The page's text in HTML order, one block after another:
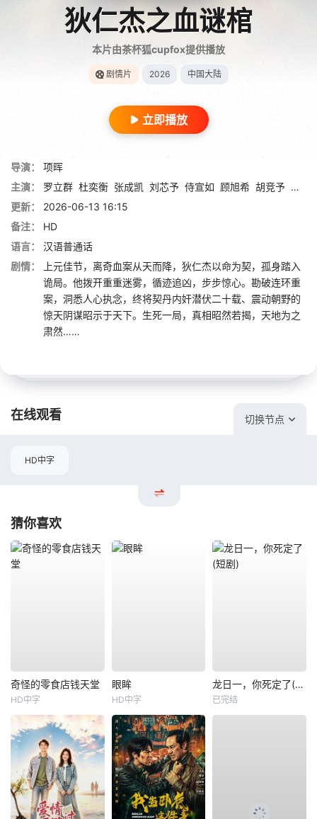
狄仁杰之血谜棺
本片由茶杯狐cupfox提供播放
剧情片 2026 中国大陆
立即播放
导演：
项晖
主演：
罗立群 杜奕衡 张成凯 刘芯予 侍宣如 顾旭希 胡竞予 陈心
更新：
2026-06-13 16:15
备注：
HD
语言：
汉语普通话
剧情：
上元佳节，离奇血案从天而降，狄仁杰以命为契，孤身踏入
诡局。他拨开重重迷雾，循迹追凶，步步惊心。勘破连环重
案，洞悉人心执念，终将契丹内奸潜伏二十载、震动朝野的
惊天阴谋昭示于天下。生死一局，真相昭然若揭，天地为之
肃然……
在线观看 切换节点
HD中字
猜你喜欢
奇怪的零食店钱天堂
HD中字
眼眸
HD中字
龙日一，你死定了(短剧)
已完结